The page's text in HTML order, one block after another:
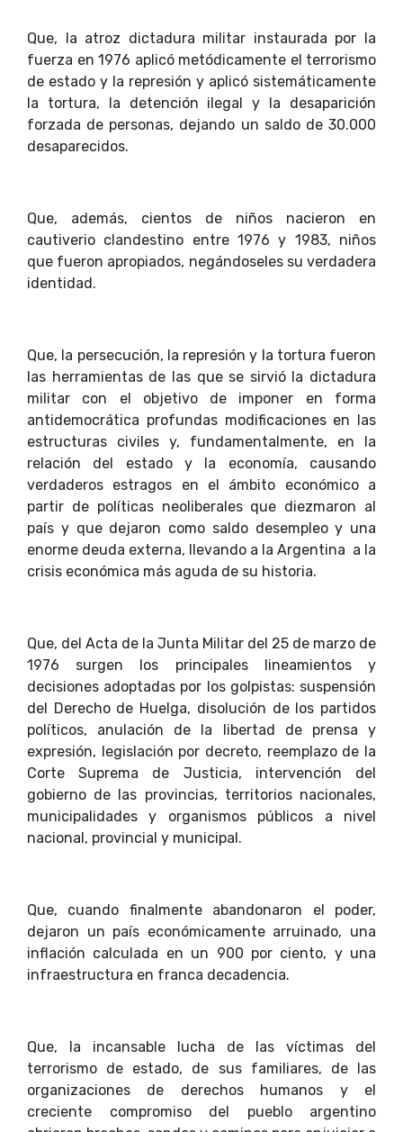
Que, la atroz dictadura militar instaurada por la
fuerza en 1976 aplicó metódicamente el terrorismo
de estado y la represión y aplicó sistemáticamente
la tortura, la detención ilegal y la desaparición
forzada de personas, dejando un saldo de 30.000
desaparecidos.
Que, además, cientos de niños nacieron en
cautiverio clandestino entre 1976 y 1983, niños
que fueron apropiados, negándoseles su verdadera
identidad.
Que, la persecución, la represión y la tortura fueron
las herramientas de las que se sirvió la dictadura
militar con el objetivo de imponer en forma
antidemocrática profundas modificaciones en las
estructuras civiles y, fundamentalmente, en la
relación del estado y la economía, causando
verdaderos estragos en el ámbito económico a
partir de políticas neoliberales que diezmaron al
país y que dejaron como saldo desempleo y una
enorme deuda externa, llevando a la Argentina a la
crisis económica más aguda de su historia.
Que, del Acta de la Junta Militar del 25 de marzo de
1976 surgen los principales lineamientos y
decisiones adoptadas por los golpistas: suspensión
del Derecho de Huelga, disolución de los partidos
políticos, anulación de la libertad de prensa y
expresión, legislación por decreto, reemplazo de la
Corte Suprema de Justicia, intervención del
gobierno de las provincias, territorios nacionales,
municipalidades y organismos públicos a nivel
nacional, provincial y municipal.
Que, cuando finalmente abandonaron el poder,
dejaron un país económicamente arruinado, una
inflación calculada en un 900 por ciento, y una
infraestructura en franca decadencia.
Que, la incansable lucha de las víctimas del
terrorismo de estado, de sus familiares, de las
organizaciones de derechos humanos y el
creciente compromiso del pueblo argentino